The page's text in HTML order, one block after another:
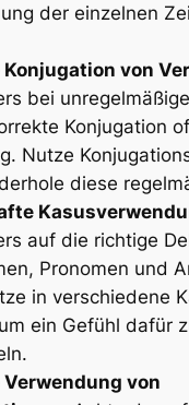
der einzelnen
Konjugation von
bei
Konjugation
Nutze
diese
auf die richtige
Pronomen und
in verschiedene
ein Gefühl dafür
Verwendung von